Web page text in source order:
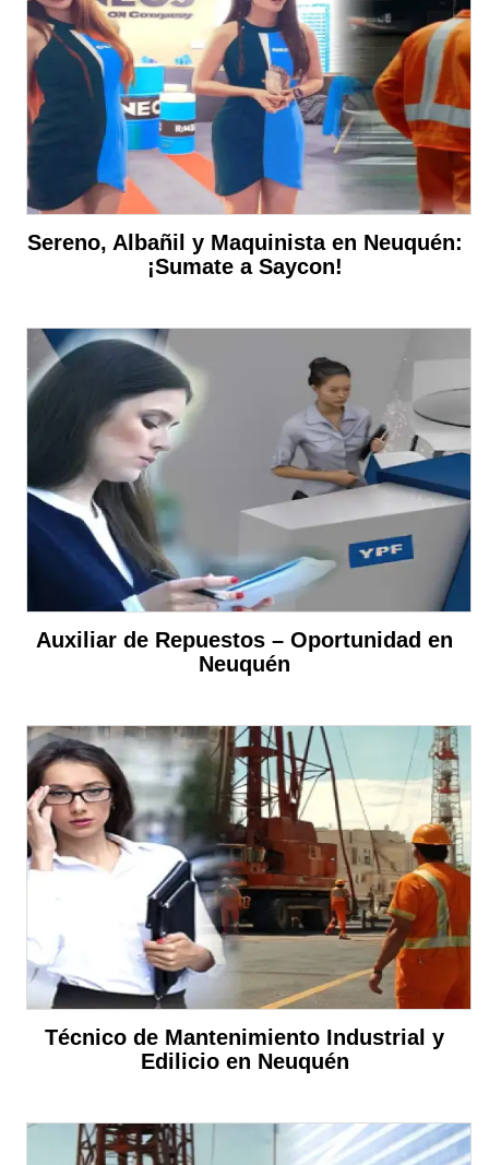
Sereno, Albañil y Maquinista en Neuquén:
¡Sumate a Saycon!
Auxiliar de Repuestos – Oportunidad en
Neuquén
Técnico de Mantenimiento Industrial y
Edilicio en Neuquén